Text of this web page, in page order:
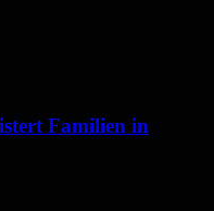
Familien in